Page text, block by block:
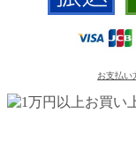
お支払い